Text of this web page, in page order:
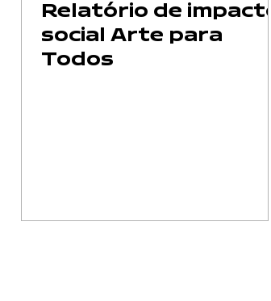
Relatório de impacto
social Arte para
Todos